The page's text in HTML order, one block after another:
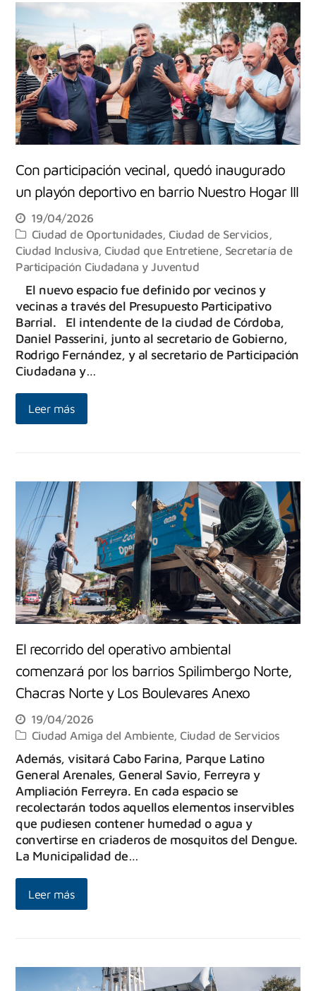
Con participación vecinal, quedó inaugurado
un playón deportivo en barrio Nuestro Hogar III
19/04/2026
Ciudad de Oportunidades ,Ciudad de Servicios
Ciudad Inclusiva ,Ciudad que Entretiene, Secretaría de
Participación Ciudadana y Juventud
El nuevo espacio fue definido por vecinos y
vecinas a través del Presupuesto Participativo
Barrial. El intendente de la ciudad de Córdoba,
Daniel Passerini, junto al secretario de Gobierno,
Rodrigo Fernández, y al secretario de Participación
Ciudadana y…
Leer más
El recorrido del operativo ambiental
comenzará por los barrios Spilimbergo Norte,
Chacras Norte y Los Boulevares Anexo
19/04/2026
Ciudad Amiga del Ambiente,Ciudad de Servicios
Además, visitará Cabo Farina, Parque Latino
General Arenales, General Savio, Ferreyra y
Ampliación Ferreyra. En cada espacio se
recolectarán todos aquellos elementos inservibles
que pudiesen contener humedad o agua y
convertirse en criaderos de mosquitos del Dengue.
La Municipalidad de…
Leer más